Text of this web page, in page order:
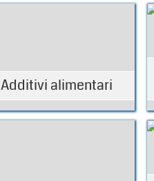
Additivi alimentari